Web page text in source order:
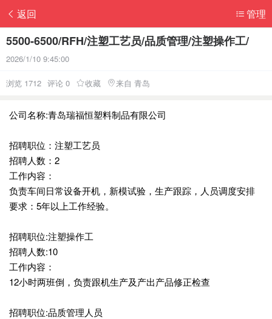
返回 管理
5500-6500/RFH/注塑工艺员/品质管理/注塑操作工/
2026/1/10 9:45:00
浏览 1712 评论 0 收藏 来自 青岛
公司名称:青岛瑞福恒塑料制品有限公司
招聘职位：注塑工艺员
招聘人数：2
工作内容：
负责车间日常设备开机，新模试验，生产跟踪，人员调度安排
要求：5年以上工作经验。
招聘职位:注塑操作工
招聘人数:10
工作内容：
12小时两班倒，负责跟机生产及产出产品修正检查
招聘职位:品质管理人员